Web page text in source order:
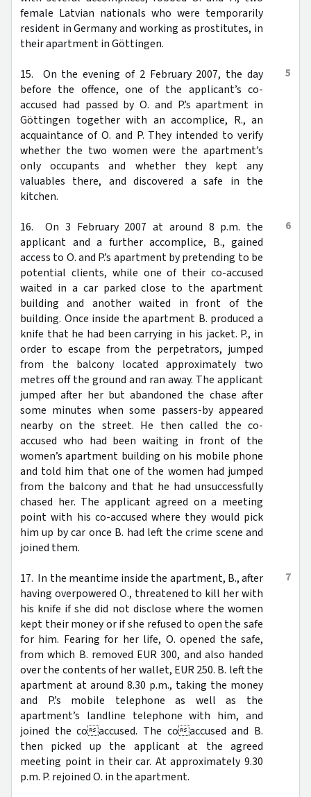
female Latvian nationals who were temporarily
resident in Germany and working as prostitutes, in
their apartment in Göttingen.
5
15. On the evening of 2 February 2007, the day
before the offence, one of the applicant’s co-
accused had passed by O. and P.’s apartment in
Göttingen together with an accomplice, R., an
acquaintance of O. and P. They intended to verify
whether the two women were the apartment’s
only occupants and whether they kept any
valuables there, and discovered a safe in the
kitchen.
6
16. On 3 February 2007 at around 8 p.m. the
applicant and a further accomplice, B., gained
access to O. and P.’s apartment by pretending to be
potential clients, while one of their co-accused
waited in a car parked close to the apartment
building and another waited in front of the
building. Once inside the apartment B. produced a
knife that he had been carrying in his jacket. P., in
order to escape from the perpetrators, jumped
from the balcony located approximately two
metres off the ground and ran away. The applicant
jumped after her but abandoned the chase after
some minutes when some passers-by appeared
nearby on the street. He then called the co-
accused who had been waiting in front of the
women’s apartment building on his mobile phone
and told him that one of the women had jumped
from the balcony and that he had unsuccessfully
chased her. The applicant agreed on a meeting
point with his co-accused where they would pick
him up by car once B. had left the crime scene and
joined them.
7
17. In the meantime inside the apartment, B., after
having overpowered O., threatened to kill her with
his knife if she did not disclose where the women
kept their money or if she refused to open the safe
for him. Fearing for her life, O. opened the safe,
from which B. removed EUR 300, and also handed
over the contents of her wallet, EUR 250. B. left the
apartment at around 8.30 p.m., taking the money
and P.’s mobile telephone as well as the
apartment’s landline telephone with him, and
joined the coaccused. The coaccused and B.
then picked up the applicant at the agreed
meeting point in their car. At approximately 9.30
p.m. P. rejoined O. in the apartment.